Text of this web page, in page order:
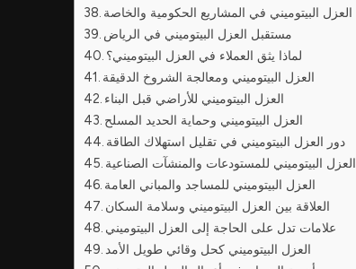
العزل البيتوميني في المشاريع الحكومية والخاصة
مستقبل العزل البيتوميني في الرياض
لماذا يثق العملاء في العزل البيتوميني؟
العزل البيتوميني ومعالجة الشروخ الدقيقة
العزل البيتوميني للأراضي قبل البناء
العزل البيتوميني وحماية الحديد المسلح
دور العزل البيتوميني في تقليل استهلاك الطاقة
العزل البيتوميني للمستودعات والمنشآت الصناعية
العزل البيتوميني للمساجد والمباني العامة
العلاقة بين العزل البيتوميني وسلامة السكان
علامات تدل على الحاجة إلى العزل البيتوميني
العزل البيتوميني كحل وقائي طويل الأمد